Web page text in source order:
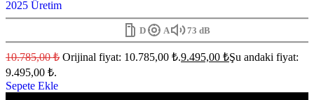
2025 Üretim
D A 73 dB
10.785,00₺ Orijinal fiyat: 10.785,00 ₺.9.495,00 ₺Şu andaki fiyat:
9.495,00 ₺.
Sepete Ekle